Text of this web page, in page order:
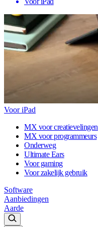
Voor iPad
MX voor creatievelingen
MX voor programmeurs
Onderweg
Ultimate Ears
Voor gaming
Voor zakelijk gebruik
Software
Aanbiedingen
Aarde